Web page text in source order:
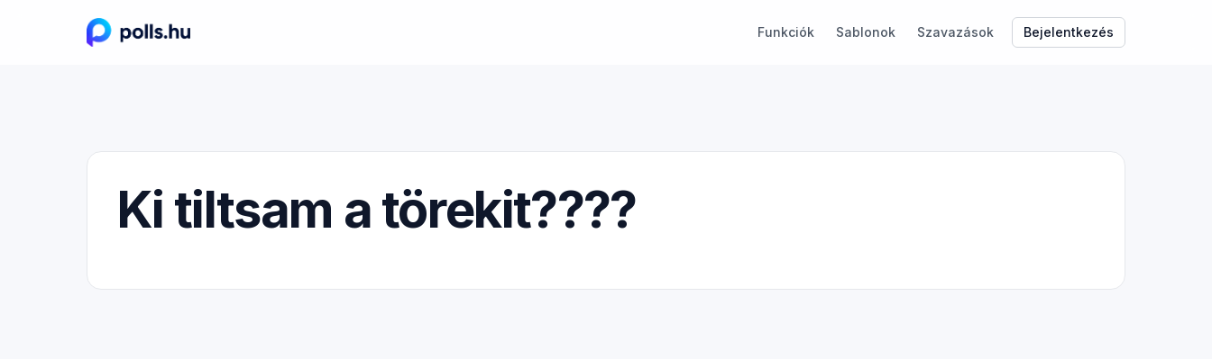
Funkciók Sablonok Szavazások Bejelentkezés
Ki tiltsam a törekit????